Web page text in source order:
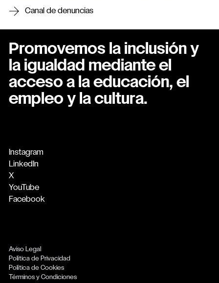
Canal de denuncias
Promovemos la inclusión y
la igualdad mediante el
acceso a la educación, el
empleo y la cultura.
Instagram
LinkedIn
X
YouTube
Facebook
Aviso Legal
Política de Privacidad
Política de Cookies
Términos y Condiciones